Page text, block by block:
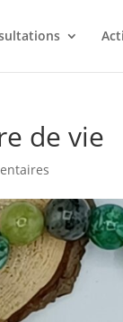
de vie